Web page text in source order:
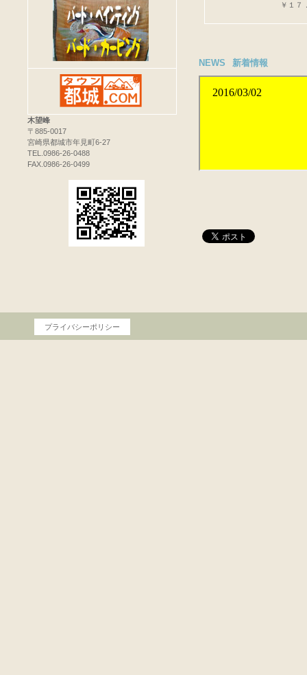
￥１７
NEWS 新着情報
木望峰
〒885-0017
宮崎県都城市年見町6-27
TEL.0986-26-0488
FAX.0986-26-0499
プライバシーポリシー